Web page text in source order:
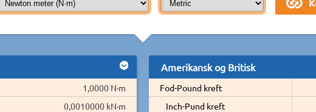
1,0000 N·m
0,0010000 kN·m
Amerikansk og Britisk
Fod-Pound kreft
Inch-Pund kreft